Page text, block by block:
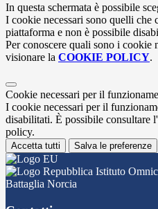
In questa schermata è possibile
I cookie necessari sono quelli che
piattaforma e non è possibile
Per conoscere quali sono i cookie
visionare la COOKIE POLICY.
Cookie necessari per il
I cookie necessari per il
disabilitati. È possibile consultare
policy.
Accetta tutti Salva le preferenze
Istituto
Battaglia Norcia